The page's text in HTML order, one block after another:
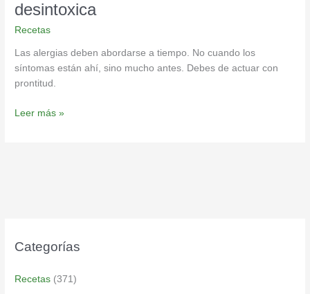
desintoxica
Recetas
Las alergias deben abordarse a tiempo. No cuando los
síntomas están ahí, sino mucho antes. Debes de actuar con
prontitud.
Leer más »
Categorías
Recetas (371)